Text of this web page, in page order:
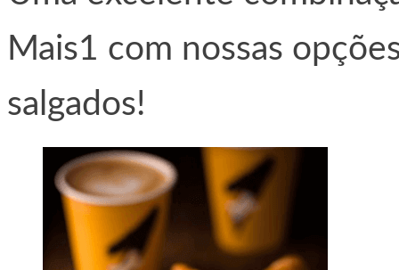
Mais1 com nossas
salgados!